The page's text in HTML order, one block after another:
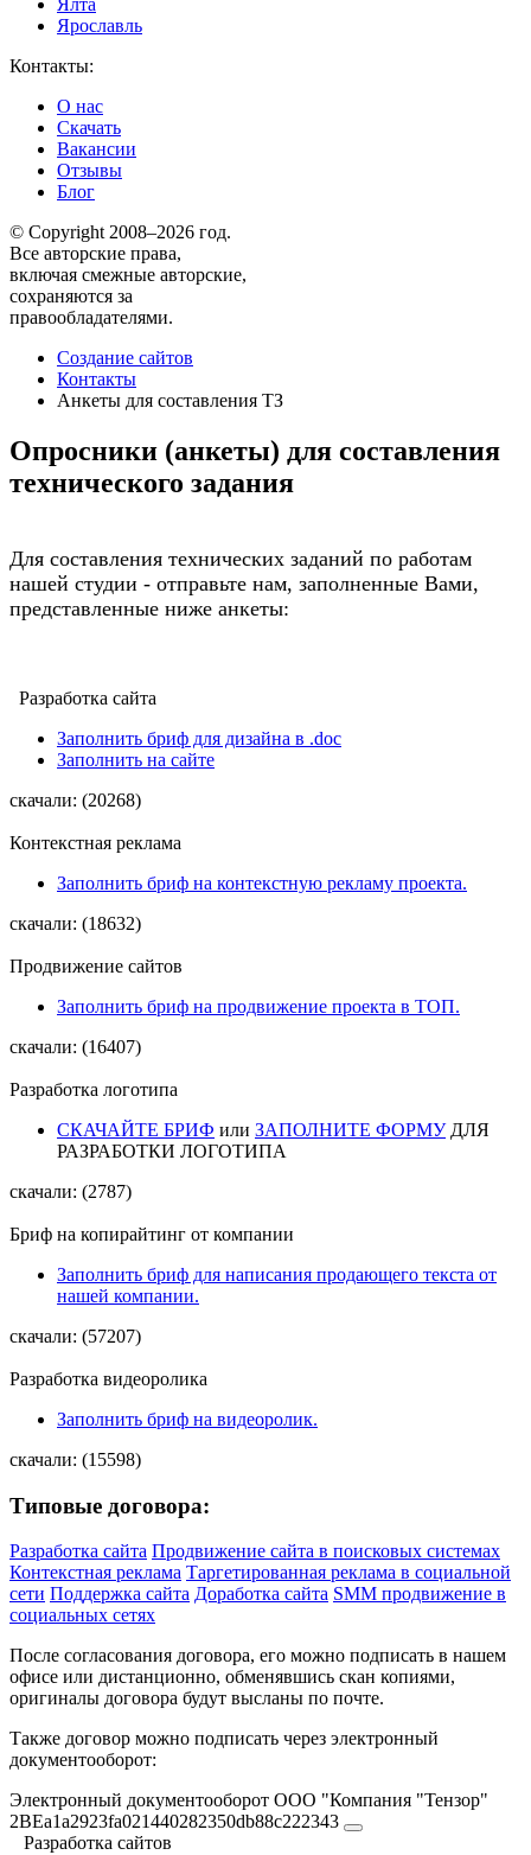
Ялта
Ярославль
Контакты:
О нас
Скачать
Вакансии
Отзывы
Блог
© Copyright 2008–2026 год.
Все авторские права,
включая смежные авторские,
сохраняются за
правообладателями.
Создание сайтов
Контакты
Анкеты для составления ТЗ
Опросники (анкеты) для составления
технического задания
Для составления технических заданий по работам
нашей студии - отправьте нам, заполненные Вами,
представленные ниже анкеты:
Разработка сайта
Заполнить бриф для дизайна в .doc
Заполнить на сайте
скачали: (20268)
Контекстная реклама
Заполнить бриф на контекстную рекламу проекта.
скачали: (18632)
Продвижение сайтов
Заполнить бриф на продвижение проекта в ТОП.
скачали: (16407)
Разработка логотипа
СКАЧАЙТЕ БРИФ или ЗАПОЛНИТЕ ФОРМУДЛЯ
РАЗРАБОТКИ ЛОГОТИПА
скачали: (2787)
Бриф на копирайтинг от компании
Заполнить бриф для написания продающего текста от
нашей компании.
скачали: (57207)
Разработка видеоролика
Заполнить бриф на видеоролик.
скачали: (15598)
Типовые договора:
Разработка сайта Продвижение сайта в поисковых системах
Контекстная реклама Таргетированная реклама в социальной
сети Поддержка сайта Доработка сайта SMM продвижение в
социальных сетях
После согласования договора, его можно подписать в нашем
офисе или дистанционно, обменявшись скан копиями,
оригиналы договора будут высланы по почте.
Также договор можно подписать через электронный
документооборот:
Электронный документооборот ООО "Компания "Тензор"
2BEa1a2923fa021440282350db88c222343
Разработка сайтов